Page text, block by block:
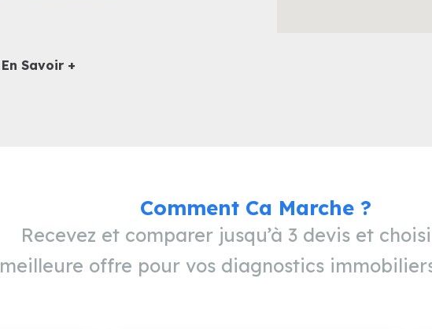
En Savoir +
Comment Ca Marche ?
Recevez et comparer jusqu’à 3 devis et
meilleure offre pour vos diagnostics